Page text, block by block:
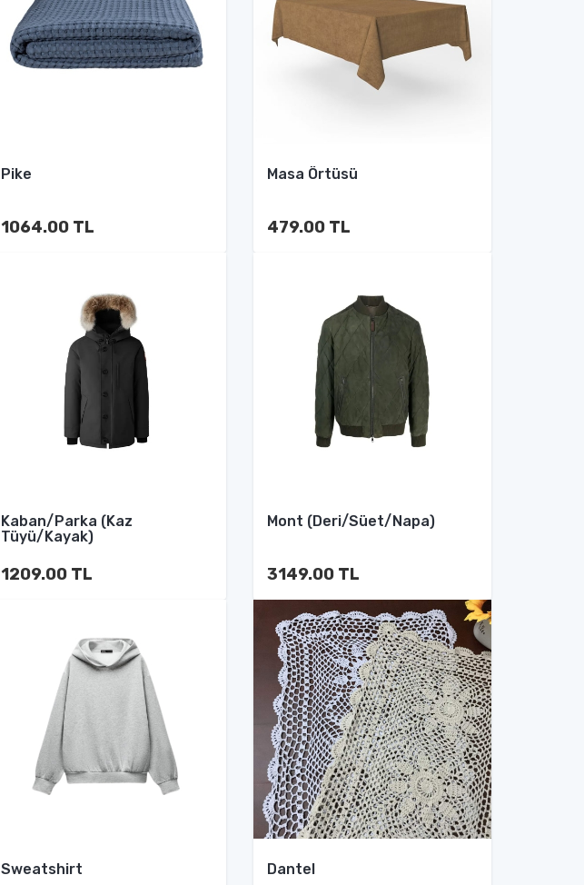
Pike
1064.00 TL
Masa Örtüsü
479.00 TL
Kaban/Parka (Kaz
Tüyü/Kayak)
1209.00 TL
Mont (Deri/Süet/Napa)
3149.00 TL
Sweatshirt Dantel